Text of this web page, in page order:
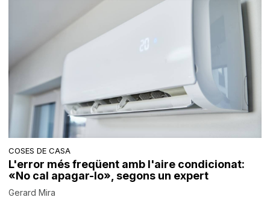
COSES DE CASA
L'error més freqüent amb l'aire condicionat:
«No cal apagar-lo», segons un expert
Gerard Mira